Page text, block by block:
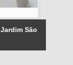
São